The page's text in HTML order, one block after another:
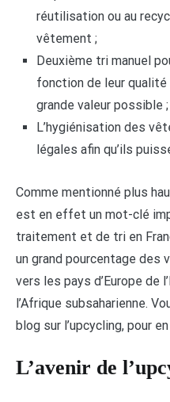
réutilisation ou au
vêtement ;
Deuxième tri manuel
fonction de leur
grande valeur possible ;
L’hygiénisation des
légales afin qu’ils
Comme mentionné plus
est en effet un mot-clé
traitement et de tri en
un grand pourcentage des
vers les pays d’Europe de
l’Afrique subsaharienne.
blog sur l’upcycling, pour
L’avenir de